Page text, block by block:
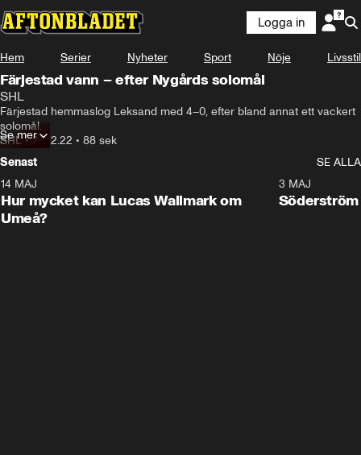
Logga in
Hem Serier Nyheter Sport Nöje Livsstil
Färjestad vann – efter Nygårds solomål
SHL
Färjestad hemmaslog Leksand med 4–0, efter bland annat ett vackert
solomål.
SHL•28.12.22 • 88 sek
Se mer
Senast
SE ALLA
Plus
14 MAJ
Hur mycket kan Lucas Wallmark om
Umeå?
3 MAJ